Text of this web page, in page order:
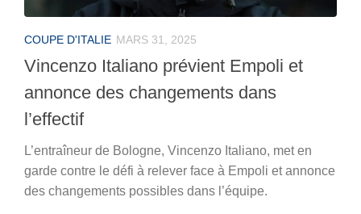
COUPE D'ITALIE MARS 31, 2025
Vincenzo Italiano prévient Empoli et
annonce des changements dans
l’effectif
L’entraîneur de Bologne, Vincenzo Italiano, met en
garde contre le défi à relever face à Empoli et annonce
des changements possibles dans l’équipe.